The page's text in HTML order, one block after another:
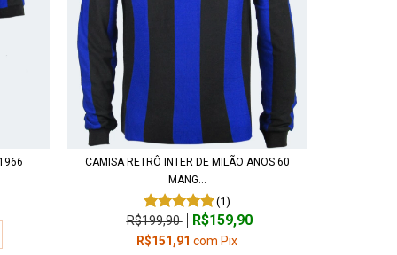
CAMISA RETRÔ INTER DE MILÃO ANOS 60
MANG...
(1)
R$199,90 R$159,90
R$151,91 com Pix